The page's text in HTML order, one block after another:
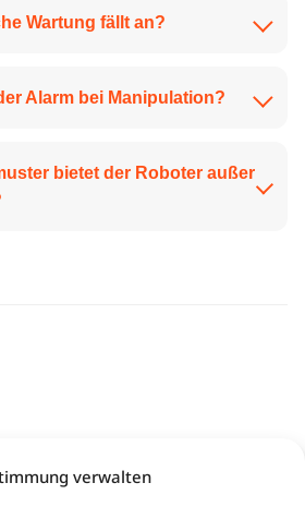
verwalten
Wartung fällt an?
Alarm bei Manipulation?
bietet der Roboter außer